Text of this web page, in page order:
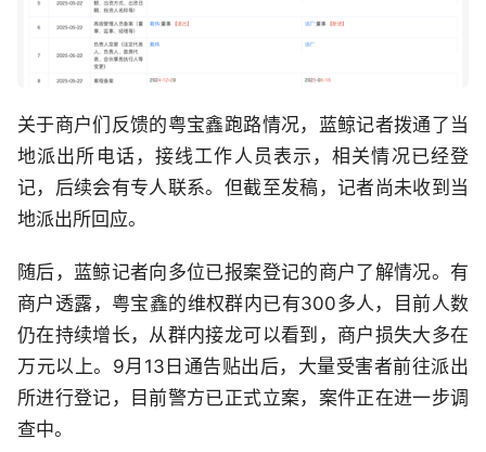
关于商户们反馈的粤宝鑫跑路情况，蓝鲸记者拨通了当
地派出所电话，接线工作人员表示，相关情况已经登
记，后续会有专人联系。但截至发稿，记者尚未收到当
地派出所回应。
随后，蓝鲸记者向多位已报案登记的商户了解情况。有
商户透露，粤宝鑫的维权群内已有300多人，目前人数
仍在持续增长，从群内接龙可以看到，商户损失大多在
万元以上。9月13日通告贴出后，大量受害者前往派出
所进行登记，目前警方已正式立案，案件正在进一步调
查中。